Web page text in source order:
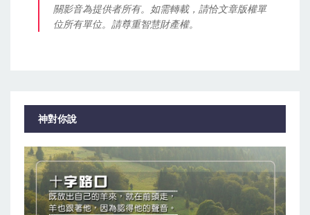
關影音為提供者所有。如需轉載，請恰文章版權單
位所有單位。請尊重智慧財產權。
神對你說